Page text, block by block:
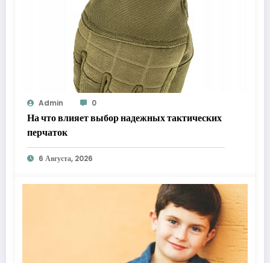
Admin 0
На что влияет выбор надежных тактических
перчаток
6 Августа, 2026